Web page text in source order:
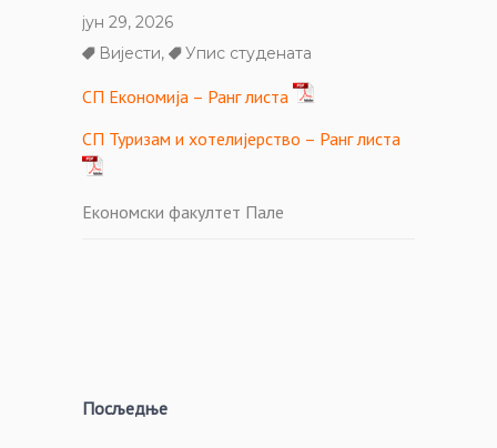
јун 29, 2026
Вијести, Упис студената
СП Економија – Ранг листа
СП Туризам и хотелијерство – Ранг листа
Економски факултет Пале
Посљедње